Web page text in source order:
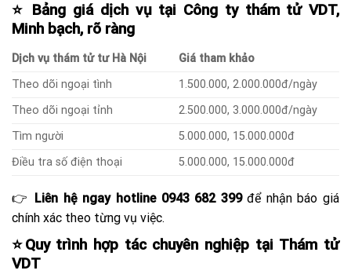
⭐ Bảng giá dịch vụ tại Công ty thám tử VDT,
Minh bạch, rõ ràng
Dịch vụ thám tử tư Hà Nội
Giá tham khảo
Theo dõi ngoại tình
1.500.000, 2.000.000đ/ngày
Theo dõi ngoại tỉnh
2.500.000, 3.000.000đ/ngày
Tìm người
5.000.000, 15.000.000đ
Điều tra số điện thoại
5.000.000, 15.000.000đ
👉 Liên hệ ngay hotline 0943 682 399để nhận báo giá
chính xác theo từng vụ việc.
⭐Quy trình hợp tác chuyên nghiệp tại Thám tử
VDT